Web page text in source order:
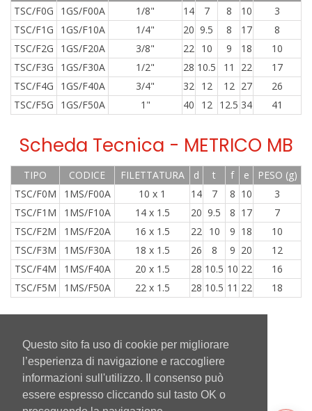
Questo sito fa uso di cookie per migliorare
l’esperienza di navigazione e raccogliere
informazioni sull'utilizzo. Il consenso può
essere espresso cliccando sul tasto OK o
TSC/F0G
1GS/F00A 1/8" 14 7 8 10
3
TSC/F1G
1GS/F10A 1/4" 20 9.5 8 17
8
TSC/F2G
1GS/F20A 3/8" 22 10 9 18
10
TSC/F3G
1GS/F30A 1/2" 28 10.5 11 22
17
TSC/F4G
1GS/F40A 3/4" 32 12 12 27
26
TSC/F5G
1GS/F50A 1" 40 12 12.5 34 41
Scheda Tecnica - METRICO MB
TIPO CODICE FILETTATURA d t f e
PESO (g)
TSC/F0M
1MS/F00A 10 x 1 14 7 8 10
3
TSC/F1M
1MS/F10A 14 x 1.5 20 9.5 8 17
7
TSC/F2M
1MS/F20A 16 x 1.5 22 10 9 18
10
TSC/F3M
1MS/F30A 18 x 1.5 26 8 9 20
12
TSC/F4M
1MS/F40A 20 x 1.5 28 10.5 10 22
16
TSC/F5M
1MS/F50A 22 x 1.5 28 10.5 11 22 18
Torna Indietro